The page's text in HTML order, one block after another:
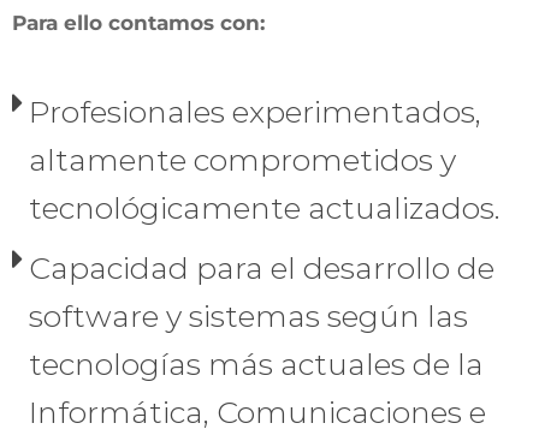
Para ello contamos con:
Profesionales experimentados,
altamente comprometidos y
tecnológicamente actualizados.
Capacidad para el desarrollo de
software y sistemas según las
tecnologías más actuales de la
Informática, Comunicaciones e